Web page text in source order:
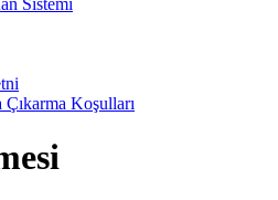
Sistemi
Koşulları